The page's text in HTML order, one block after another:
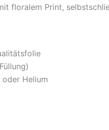
floralem Print,
Helium